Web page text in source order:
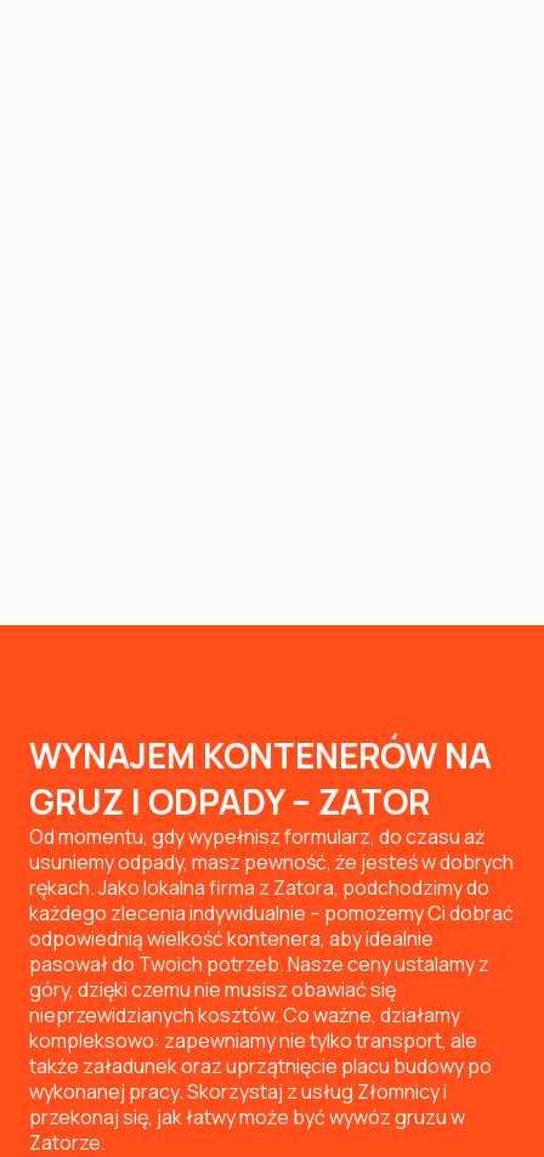
WYNAJEM KONTENERÓW NA
GRUZ I ODPADY – ZATOR
Od momentu, gdy wypełnisz formularz, do czasu aż
usuniemy odpady, masz pewność, że jesteś w dobrych
rękach. Jako lokalna firma z Zatora, podchodzimy do
każdego zlecenia indywidualnie – pomożemy Ci dobrać
odpowiednią wielkość kontenera, aby idealnie
pasował do Twoich potrzeb. Nasze ceny ustalamy z
góry, dzięki czemu nie musisz obawiać się
nieprzewidzianych kosztów. Co ważne, działamy
kompleksowo: zapewniamy nie tylko transport, ale
także załadunek oraz uprzątnięcie placu budowy po
wykonanej pracy. Skorzystaj z usług Złomnicy i
przekonaj się, jak łatwy może być wywóz gruzu w
Zatorze.